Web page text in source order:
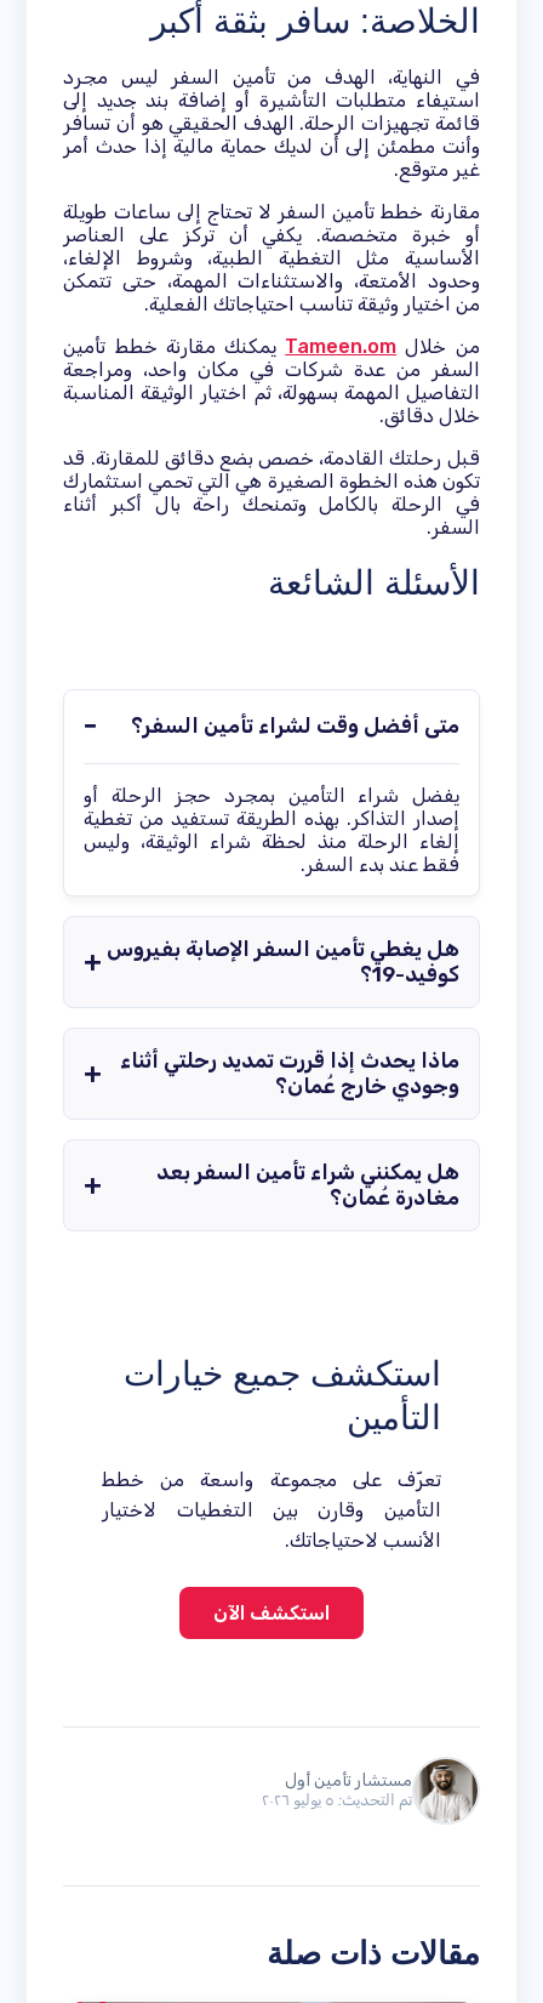
الخلاصة: سافر بثقة أكبر
في النهاية، الهدف من تأمين السفر ليس مجرد
استيفاء متطلبات التأشيرة أو إضافة بند جديد إلى
قائمة تجهيزات الرحلة. الهدف الحقيقي هو أن تسافر
وأنت مطمئن إلى أن لديك حماية مالية إذا حدث أمر
غير متوقع.
مقارنة خطط تأمين السفر لا تحتاج إلى ساعات طويلة
أو خبرة متخصصة. يكفي أن تركز على العناصر
الأساسية مثل التغطية الطبية، وشروط الإلغاء،
وحدود الأمتعة، والاستثناءات المهمة، حتى تتمكن
من اختيار وثيقة تناسب احتياجاتك الفعلية.
من خلال Tameen.om يمكنك مقارنة خطط تأمين
السفر من عدة شركات في مكان واحد، ومراجعة
التفاصيل المهمة بسهولة، ثم اختيار الوثيقة المناسبة
خلال دقائق.
قبل رحلتك القادمة، خصص بضع دقائق للمقارنة. قد
تكون هذه الخطوة الصغيرة هي التي تحمي استثمارك
في الرحلة بالكامل وتمنحك راحة بال أكبر أثناء
السفر.
الأسئلة الشائعة
متى أفضل وقت لشراء تأمين السفر؟
يفضل شراء التأمين بمجرد حجز الرحلة أو
إصدار التذاكر. بهذه الطريقة تستفيد من تغطية
إلغاء الرحلة منذ لحظة شراء الوثيقة، وليس
فقط عند بدء السفر.
هل يغطي تأمين السفر الإصابة بفيروس
كوفيد-19؟
ماذا يحدث إذا قررت تمديد رحلتي أثناء
وجودي خارج عُمان؟
هل يمكنني شراء تأمين السفر بعد
مغادرة عُمان؟
استكشف جميع خيارات
التأمين
تعرّف على مجموعة واسعة من خطط
التأمين وقارن بين التغطيات لاختيار
الأنسب لاحتياجاتك.
استكشف الآن
مستشار تأمين أول
تم التحديث: ٥ يوليو ٢٠٢٦
مقالات ذات صلة